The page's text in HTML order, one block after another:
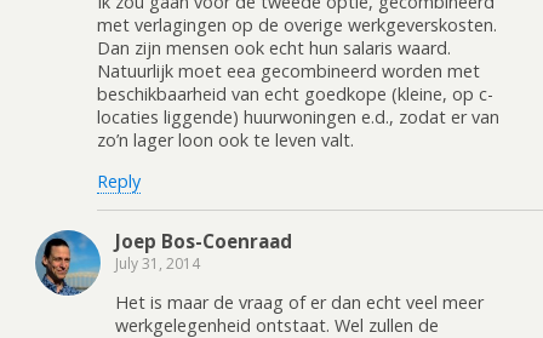
met verlagingen op de overige werkgeverskosten.
Dan zijn mensen ook echt hun salaris waard.
Natuurlijk moet eea gecombineerd worden met
beschikbaarheid van echt goedkope (kleine, op c-
locaties liggende) huurwoningen e.d., zodat er van
zo’n lager loon ook te leven valt.
Reply
Joep Bos-Coenraad
July 31, 2014
Het is maar de vraag of er dan echt veel meer
werkgelegenheid ontstaat. Wel zullen de